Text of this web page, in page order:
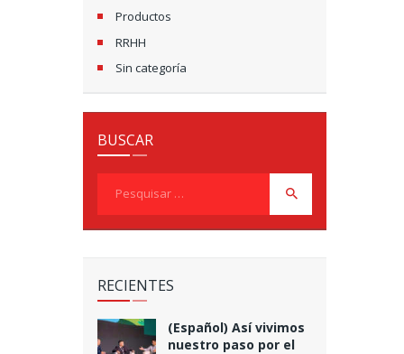
Productos
RRHH
Sin categoría
BUSCAR
RECIENTES
(Español) Así vivimos
nuestro paso por el